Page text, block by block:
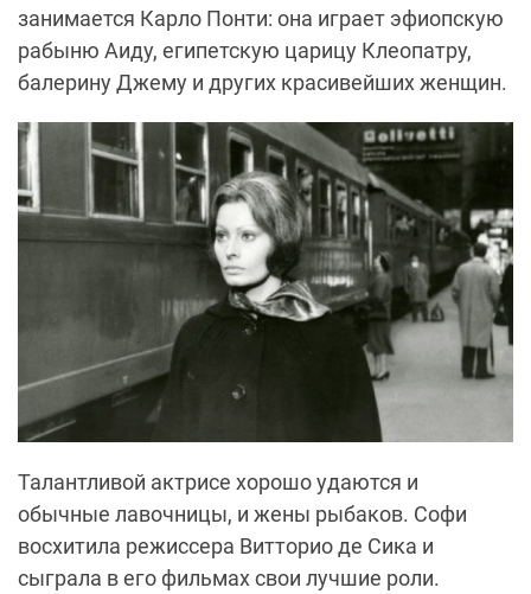
занимается Карло Понти: она играет эфиопскую
рабыню Аиду, египетскую царицу Клеопатру,
балерину Джему и других красивейших женщин.
Талантливой актрисе хорошо удаются и
обычные лавочницы, и жены рыбаков. Софи
восхитила режиссера Витторио де Сика и
сыграла в его фильмах свои лучшие роли.